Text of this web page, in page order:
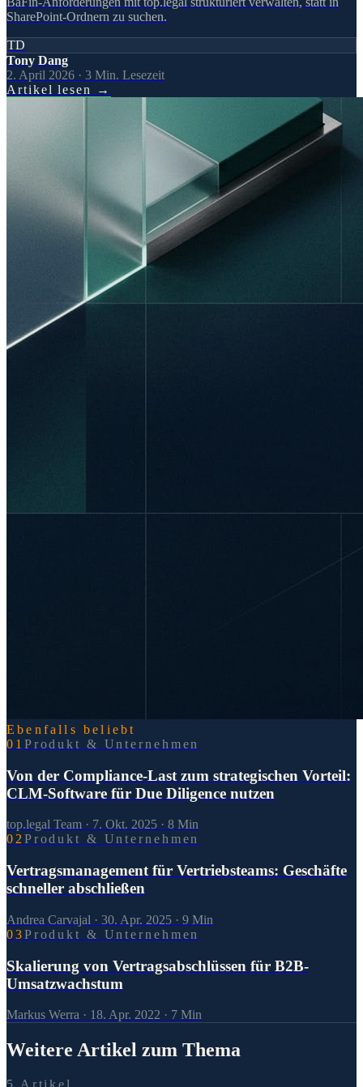
SharePoint-Ordnern zu suchen.
TD
Tony Dang
2. April 2026 · 3 Min. Lesezeit
Artikel lesen
→
Ebenfalls beliebt
0 1 Produkt & Unternehmen
Von der Compliance-Last zum strategischen Vorteil:
CLM-Software für Due Diligence nutzen
top.legal Team · 7. Okt. 2025 · 8 Min
02Produkt & Unternehmen
Vertragsmanagement für Vertriebsteams: Geschäfte
schneller abschließen
Andrea Carvajal · 30. Apr. 2025 · 9 Min
03Produkt & Unternehmen
Skalierung von Vertragsabschlüssen für B2B-
Umsatzwachstum
Markus Werra · 18. Apr. 2022 · 7 Min
Weitere Artikel zum Thema
5 Artikel